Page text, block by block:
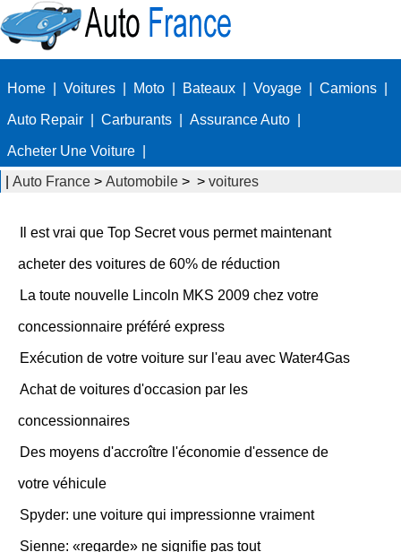
Home Voitures Moto Bateaux Voyage Camions
Auto Repair Carburants Assurance Auto
Acheter Une Voiture
Auto France > Automobile > > voitures
Il est vrai que Top Secret vous permet maintenant
acheter des voitures de 60% de réduction
La toute nouvelle Lincoln MKS 2009 chez votre
concessionnaire préféré express
Exécution de votre voiture sur l'eau avec Water4Gas
Achat de voitures d'occasion par les
concessionnaires
Des moyens d'accroître l'économie d'essence de
votre véhicule
Spyder: une voiture qui impressionne vraiment
Sienne: «regarde» ne signifie pas tout